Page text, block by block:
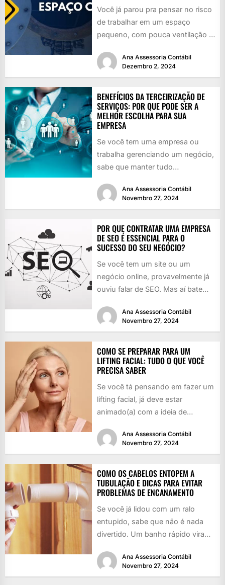
Você já parou pra pensar no risco
de trabalhar em um espaço
pequeno, com pouca ventilação e
Ana Assessoria Contábil
Dezembro 2, 2024
BENEFÍCIOS DA TERCEIRIZAÇÃO DE
SERVIÇOS: POR QUE PODE SER A
MELHOR ESCOLHA PARA SUA
EMPRESA
Se você tem uma empresa ou
trabalha gerenciando um negócio,
sabe que manter tudo
pratos...Ana Assessoria Contábil
Novembro 27, 2024
POR QUE CONTRATAR UMA EMPRESA
DE SEO É ESSENCIAL PARA O
SUCESSO DO SEU NEGÓCIO?
Se você tem um site ou um
negócio online, provavelmente já
ouviu falar de SEO. Mas aí bate
Ana Assessoria Contábil
Novembro 27, 2024
COMO SE PREPARAR PARA UM
LIFTING FACIAL: TUDO O QUE VOCÊ
PRECISA SABER
Se você tá pensando em fazer um
lifting facial, já deve estar
animado(a) com a ideia de
Ana Assessoria Contábil
Novembro 27, 2024
COMO OS CABELOS ENTOPEM A
TUBULAÇÃO E DICAS PARA EVITAR
PROBLEMAS DE ENCANAMENTO
Se você já lidou com um ralo
entupido, sabe que não é nada
divertido. Um banho rápido vira
Ana Assessoria Contábil
Novembro 27, 2024